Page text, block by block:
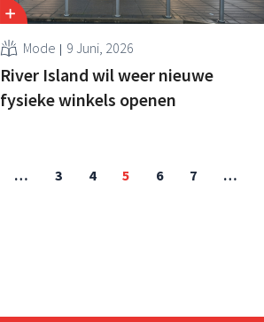
Mode 9 Juni, 2026
River Island wil weer nieuwe
fysieke winkels openen
… 3 4 5 6 7 …